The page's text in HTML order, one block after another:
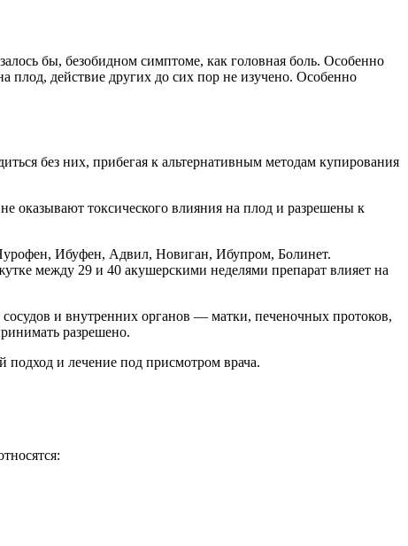
бы, безобидном симптоме, как головная боль. Особенно
плод, действие других до сих пор не изучено. Особенно
без них, прибегая к альтернативным методам купирования
оказывают токсического влияния на плод и разрешены к
Ибуфен, Адвил, Новиган, Ибупром, Болинет.
между 29 и 40 акушерскими неделями препарат влияет на
и внутренних органов — матки, печеночных протоков,
разрешено.
и лечение под присмотром врача.